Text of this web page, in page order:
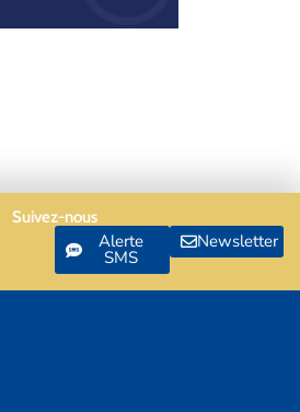
Suivez-nous
Alerte
SMS
Newsletter